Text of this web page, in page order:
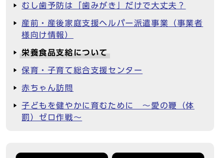
むし歯予防は「歯みがき」だけで大丈夫？
産前・産後家庭支援ヘルパー派遣事業（事業者
様向け情報）
栄養食品支給について
保育・子育て総合支援センター
赤ちゃん訪問
子どもを健やかに育むために ～愛の鞭（体
罰）ゼロ作戦～